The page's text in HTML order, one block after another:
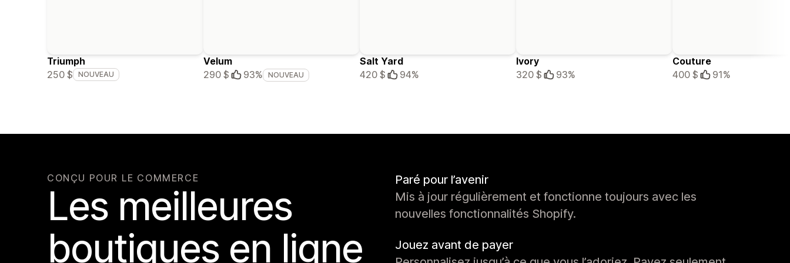
Triumph
250 $
NOUVEAU
Velum
290 $
93% NOUVEAU
Salt Yard
420 $
94%
Ivory
320 $
93%
Couture
400 $
91%
CONÇU POUR LE COMMERCE
Les meilleures
boutiques en ligne
Paré pour l’avenir
Mis à jour régulièrement et fonctionne toujours avec les
nouvelles fonctionnalités Shopify.
Jouez avant de payer